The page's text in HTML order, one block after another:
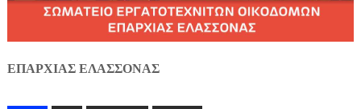
ΕΠΑΡΧΙΑΣ ΕΛΑΣΣΟΝΑΣ